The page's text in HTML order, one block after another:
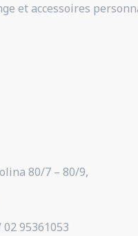
et accessoires
80/7 – 80/9,
95361053